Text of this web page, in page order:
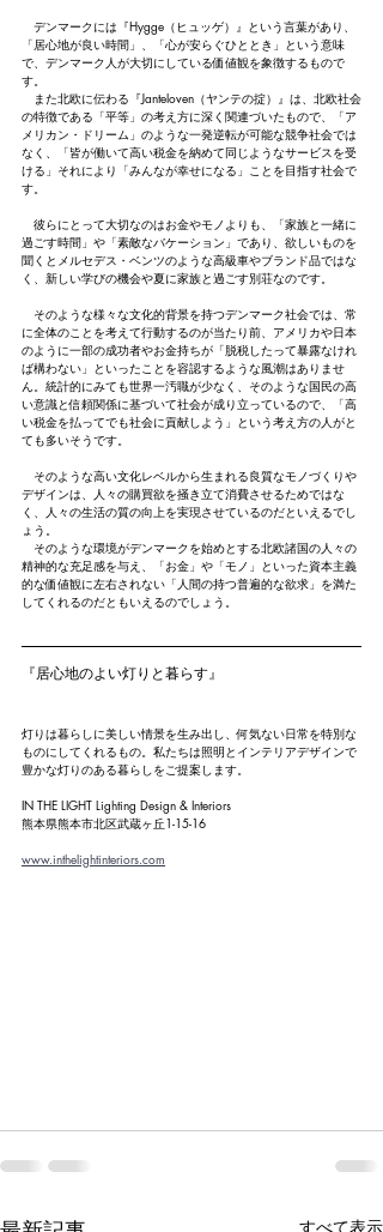
デンマークには『Hygge（ヒュッゲ）』という言葉があり、
「居心地が良い時間」、「心が安らぐひととき」という意味
で、デンマーク人が大切にしている価値観を象徴するもので
す。
また北欧に伝わる『Janteloven（ヤンテの掟）』は、北欧社会
の特徴である「平等」の考え方に深く関連づいたもので、「ア
メリカン・ドリーム」のような一発逆転が可能な競争社会では
なく、「皆が働いて高い税金を納めて同じようなサービスを受
ける」それにより「みんなが幸せになる」ことを目指す社会で
す。
彼らにとって大切なのはお金やモノよりも、「家族と一緒に
過ごす時間」や「素敵なバケーション」であり、欲しいものを
聞くとメルセデス・ベンツのような高級車やブランド品ではな
く、新しい学びの機会や夏に家族と過ごす別荘なのです。
そのような様々な文化的背景を持つデンマーク社会では、常
に全体のことを考えて行動するのが当たり前、アメリカや日本
のように一部の成功者やお金持ちが「脱税したって暴露なけれ
ば構わない」といったことを容認するような風潮はありませ
ん。統計的にみても世界一汚職が少なく、そのような国民の高
い意識と信頼関係に基づいて社会が成り立っているので、「高
い税金を払ってでも社会に貢献しよう」という考え方の人がと
ても多いそうです。
そのような高い文化レベルから生まれる良質なモノづくりや
デザインは、人々の購買欲を掻き立て消費させるためではな
く、人々の生活の質の向上を実現させているのだといえるでし
ょう。
そのような環境がデンマークを始めとする北欧諸国の人々の
精神的な充足感を与え、「お金」や「モノ」といった資本主義
的な価値観に左右されない「人間の持つ普遍的な欲求」を満た
してくれるのだともいえるのでしょう。
『居心地のよい灯りと暮らす』
灯りは暮らしに美しい情景を生み出し、何気ない日常を特別な
ものにしてくれるもの。私たちは照明とインテリアデザインで
豊かな灯りのある暮らしをご提案します。
IN THE LIGHT Lighting Design & Interiors
熊本県熊本市北区武蔵ヶ丘1-15-16
www.inthelightinteriors.com
すべて表示